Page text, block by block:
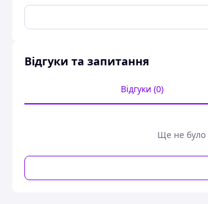
Відгуки та запитання
Відгуки (0)
Ще не було